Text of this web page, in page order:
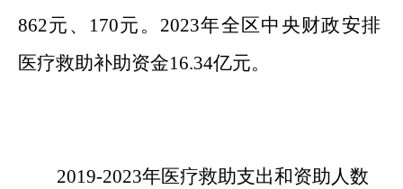
862元、 170元。 2023年全区中央财政安排
医疗救助补助资金16.34亿元。
2019-2023年医疗救助支出和资助人数